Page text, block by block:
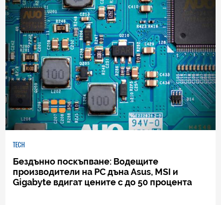
TECH
Бездънно поскъпване: Водещите
производители на РС дъна Asus, MSI и
Gigabyte вдигат цените с до 50 процента